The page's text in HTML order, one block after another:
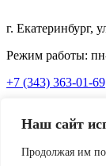
Наш сайт
Продолжая им
г. Екатеринбург,
Режим работы:
+7 (343) 363-01-69